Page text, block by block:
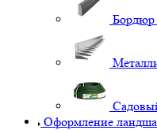
Оформление